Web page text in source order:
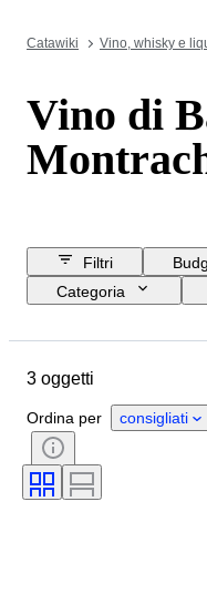
Catawiki Vino, whisky e
Vino di
Filtri
Categoria
Condizioni
Regione vinicola
Denominazione del
Livello di riempimento
Classificazione del
3 oggetti
Ordina per consigliati